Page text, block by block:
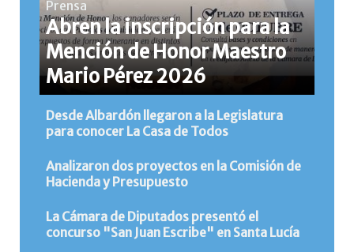
Prensa
Abren la inscripción para la
Mención de Honor Maestro
Mario Pérez 2026
Desde Albardón llegaron a la Legislatura
para conocer La Casa de Todos
Analizaron dos proyectos en la Comisión de
Hacienda y Presupuesto
La Cámara de Diputados presentó el
concurso "San Juan Escribe" en Santa Lucía